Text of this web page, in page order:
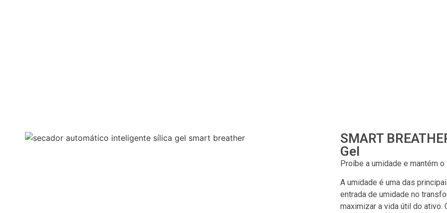
SMART
Gel
Proíbe a umidade e mantém
A umidade é uma das
entrada de umidade no
maximizar a vida útil do ativo.